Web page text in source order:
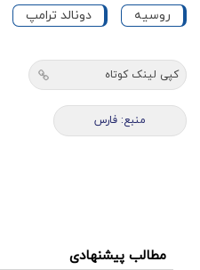
روسیه دونالد ترامپ
کپی لینک کوتاه
منبع: فارس
مطالب پیشنهادی